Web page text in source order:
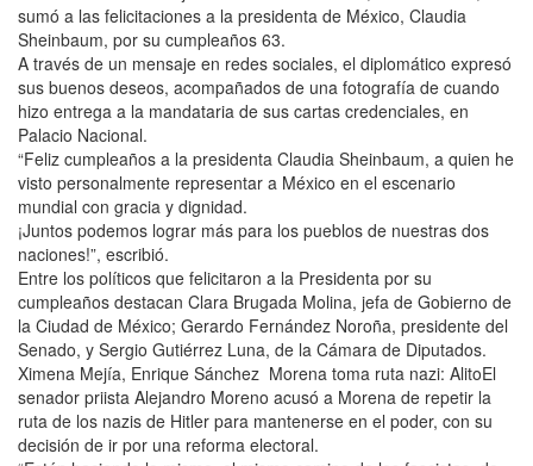
sumó a las felicitaciones a la presidenta de México, Claudia
Sheinbaum, por su cumpleaños 63.
A través de un mensaje en redes sociales, el diplomático expresó
sus buenos deseos, acompañados de una fotografía de cuando
hizo entrega a la mandataria de sus cartas credenciales, en
Palacio Nacional.
“Feliz cumpleaños a la presidenta Claudia Sheinbaum, a quien he
visto personalmente representar a México en el escenario
mundial con gracia y dignidad.
¡Juntos podemos lograr más para los pueblos de nuestras dos
naciones!”, escribió.
Entre los políticos que felicitaron a la Presidenta por su
cumpleaños destacan Clara Brugada Molina, jefa de Gobierno de
la Ciudad de México; Gerardo Fernández Noroña, presidente del
Senado, y Sergio Gutiérrez Luna, de la Cámara de Diputados.
Ximena Mejía, Enrique Sánchez Morena toma ruta nazi: AlitoEl
senador priista Alejandro Moreno acusó a Morena de repetir la
ruta de los nazis de Hitler para mantenerse en el poder, con su
decisión de ir por una reforma electoral.